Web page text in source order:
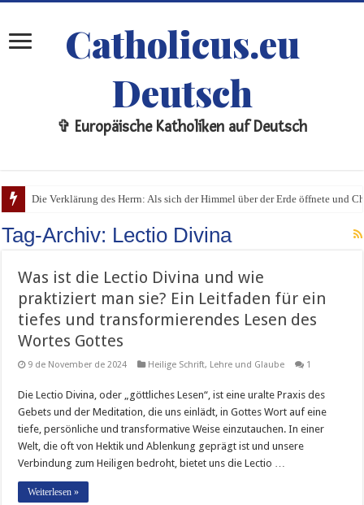
Catholicus.eu
Deutsch
✞ Europäische Katholiken auf Deutsch
Die Verklärung des Herrn: Als sich der Himmel über der Erde öffnete und
Tag-Archiv: Lectio Divina
Was ist die Lectio Divina und wie
praktiziert man sie? Ein Leitfaden für ein
tiefes und transformierendes Lesen des
Wortes Gottes
9 de November de 2024 Heilige Schrift, Lehre und Glaube 1
Die Lectio Divina, oder „göttliches Lesen“, ist eine uralte Praxis des
Gebets und der Meditation, die uns einlädt, in Gottes Wort auf eine
tiefe, persönliche und transformative Weise einzutauchen. In einer
Welt, die oft von Hektik und Ablenkung geprägt ist und unsere
Verbindung zum Heiligen bedroht, bietet uns die Lectio …
Weiterlesen »